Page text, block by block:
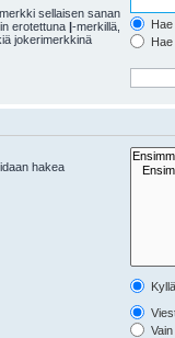
merkki sellaisen sanan
erotettuna |-merkillä,
jokerimerkkinä
hakea